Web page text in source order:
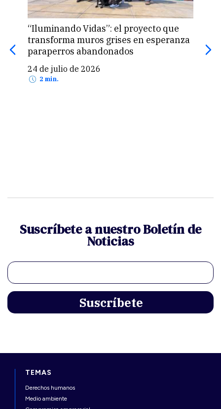
“Iluminando Vidas”: el proyecto que
transforma muros grises en esperanza
paraperros abandonados
24 de julio de 2026
2 min.
Suscríbete a nuestro Boletín de
Noticias
TEMAS
Derechos humanos
Medio ambiente